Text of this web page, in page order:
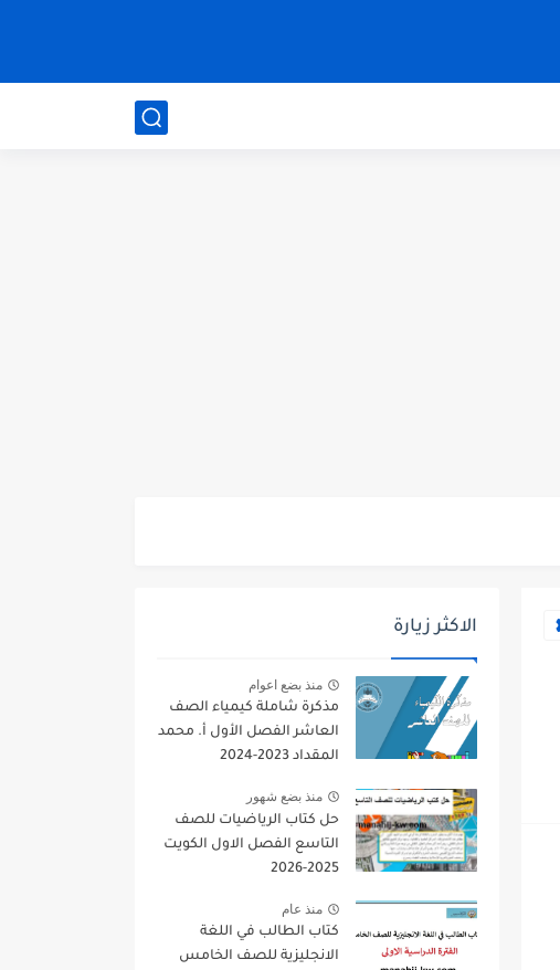
الاكثر زيارة
منذ بضع اعوام
مذكرة شاملة كيمياء الصف
العاشر الفصل الأول أ. محمد
المقداد 2023-2024
منذ بضع شهور
حل كتاب الرياضيات للصف
التاسع الفصل الاول الكويت
2025-2026
منذ عام
كتاب الطالب في اللغة
الانجليزية للصف الخامس